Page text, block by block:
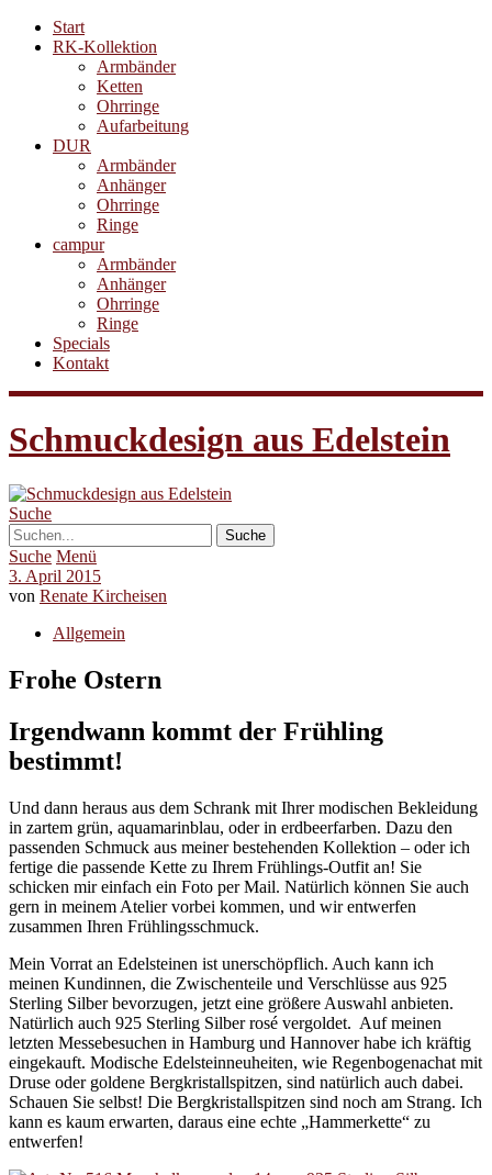
Start
RK-Kollektion
Armbänder
Ketten
Ohrringe
Aufarbeitung
DUR
Armbänder
Anhänger
Ohrringe
Ringe
campur
Armbänder
Anhänger
Ohrringe
Ringe
Specials
Kontakt
Schmuckdesign aus Edelstein
Suche
Suche Menü
3. April 2015
von Renate Kircheisen
Allgemein
Frohe Ostern
Irgendwann kommt der Frühling
bestimmt!
Und dann heraus aus dem Schrank mit Ihrer modischen Bekleidung
in zartem grün, aquamarinblau, oder in erdbeerfarben. Dazu den
passenden Schmuck aus meiner bestehenden Kollektion – oder ich
fertige die passende Kette zu Ihrem Frühlings-Outfit an! Sie
schicken mir einfach ein Foto per Mail. Natürlich können Sie auch
gern in meinem Atelier vorbei kommen, und wir entwerfen
zusammen Ihren Frühlingsschmuck.
Mein Vorrat an Edelsteinen ist unerschöpflich. Auch kann ich
meinen Kundinnen, die Zwischenteile und Verschlüsse aus 925
Sterling Silber bevorzugen, jetzt eine größere Auswahl anbieten.
Natürlich auch 925 Sterling Silber rosé vergoldet. Auf meinen
letzten Messebesuchen in Hamburg und Hannover habe ich kräftig
eingekauft. Modische Edelsteinneuheiten, wie Regenbogenachat mit
Druse oder goldene Bergkristallspitzen, sind natürlich auch dabei.
Schauen Sie selbst! Die Bergkristallspitzen sind noch am Strang. Ich
kann es kaum erwarten, daraus eine echte „Hammerkette“ zu
entwerfen!